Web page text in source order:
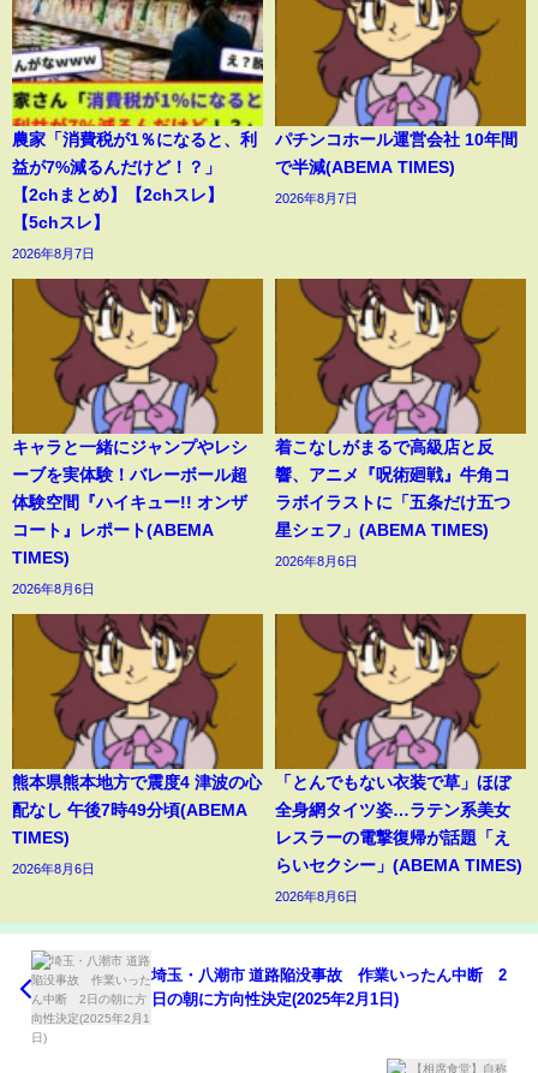
農家「消費税が1％になると、利
益が7%減るんだけど！？」
【2chまとめ】【2chスレ】
【5chスレ】
2026年8月7日
パチンコホール運営会社 10年間
で半減(ABEMA TIMES)
2026年8月7日
キャラと一緒にジャンプやレシ
ーブを実体験！バレーボール超
体験空間『ハイキュー!! オンザ
コート』レポート(ABEMA
TIMES)
2026年8月6日
着こなしがまるで高級店と反
響、アニメ『呪術廻戦』牛角コ
ラボイラストに「五条だけ五つ
星シェフ」(ABEMA TIMES)
2026年8月6日
熊本県熊本地方で震度4 津波の心
配なし 午後7時49分頃(ABEMA
TIMES)
2026年8月6日
「とんでもない衣装で草」ほぼ
全身網タイツ姿…ラテン系美女
レスラーの電撃復帰が話題「え
らいセクシー」(ABEMA TIMES)
2026年8月6日
埼玉・八潮市 道路陥没事故 作業いったん中断 2
日の朝に方向性決定(2025年2月1日)